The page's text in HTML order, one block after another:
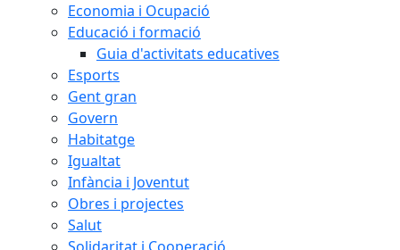
Economia i Ocupació
Educació i formació
Guia d'activitats educatives
Esports
Gent gran
Govern
Habitatge
Igualtat
Infància i Joventut
Obres i projectes
Salut